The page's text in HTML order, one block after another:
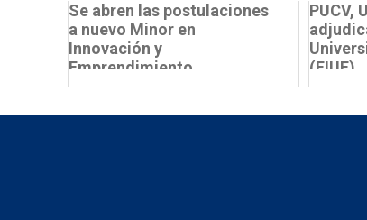
Se abren las postulaciones
a nuevo Minor en
Innovación y
Emprendimiento
PUCV,
(FIUF)